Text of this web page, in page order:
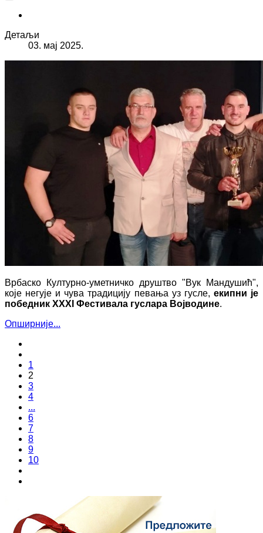
Детаљи
03. мај 2025.
Врбаско Културно-уметничко друштво "Вук Мандушић",
које негује и чува традицију певања уз гусле, екипни је
победник XXXI Фестивала гуслара Војводине.
Опширније...
1
2
3
4
...
6
7
8
9
10